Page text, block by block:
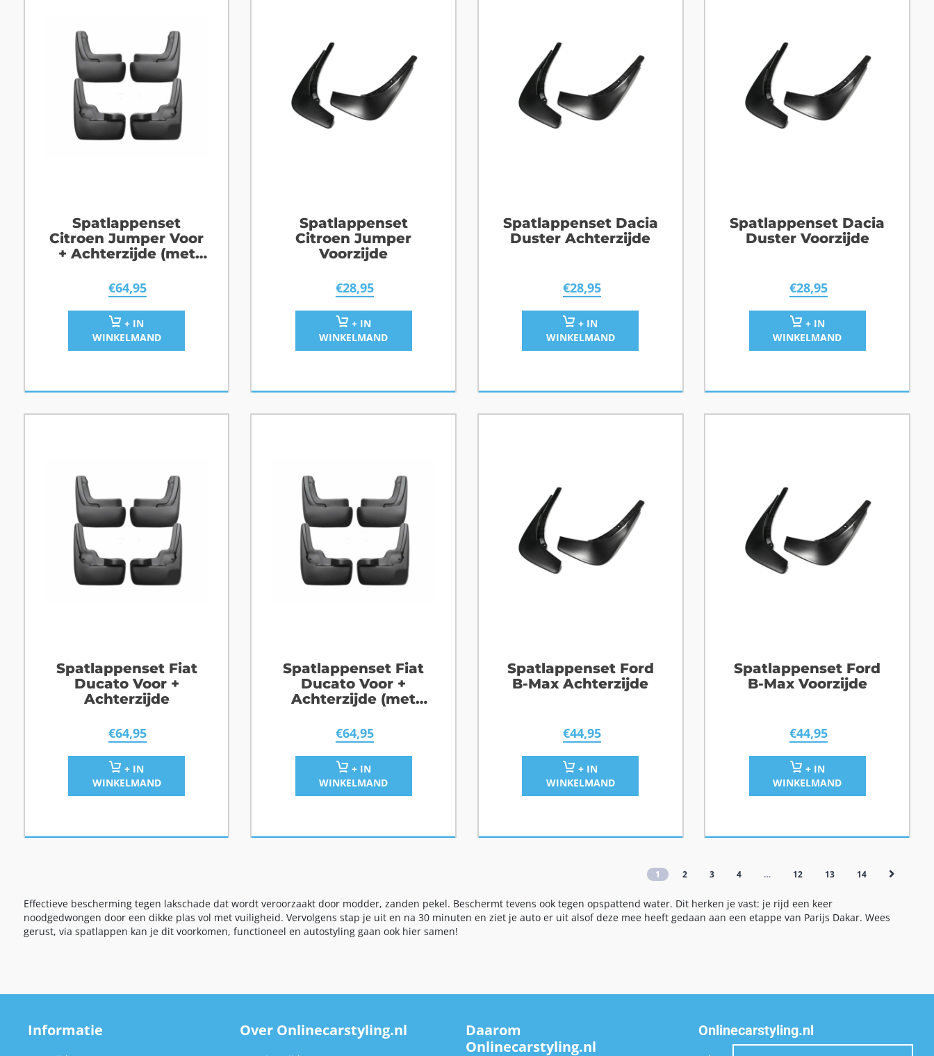
Spatlappenset
Citroen Jumper Voor
+ Achterzijde (met
€64,95
+ IN
WINKELMAND
Spatlappenset
Citroen Jumper
Voorzijde
€28,95
+ IN
WINKELMAND
Spatlappenset Dacia
Duster Achterzijde
€28,95
+ IN
WINKELMAND
Spatlappenset Dacia
Duster Voorzijde
€28,95
+ IN
WINKELMAND
Spatlappenset Fiat
Ducato Voor +
Achterzijde
€64,95
+ IN
WINKELMAND
Spatlappenset Fiat
Ducato Voor +
Achterzijde (met
€64,95
+ IN
WINKELMAND
Spatlappenset Ford
B-Max Achterzijde
€44,95
+ IN
WINKELMAND
Spatlappenset Ford
B-Max Voorzijde
€44,95
+ IN
WINKELMAND
1 2 3 4 … 12 13 14
Effectieve bescherming tegen lakschade dat wordt veroorzaakt door modder, zanden pekel. Beschermt tevens ook tegen opspattend water. Dit herken je vast: je rijd een keer
noodgedwongen door een dikke plas vol met vuiligheid. Vervolgens stap je uit en na 30 minuten en ziet je auto er uit alsof deze mee heeft gedaan aan een etappe van Parijs Dakar. Wees
gerust, via spatlappen kan je dit voorkomen, functioneel en autostyling gaan ook hier samen!
Informatie Over Onlinecarstyling.nl
Daarom
Onlinecarstyling.nl
Onlinecarstyling.nl